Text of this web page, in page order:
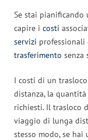
Se stai pianificando
capire i costi
servizi professionali
trasferimento senza
I costi di un
distanza, la
richiesti. Il trasloco
viaggio di lunga
stesso modo, se hai